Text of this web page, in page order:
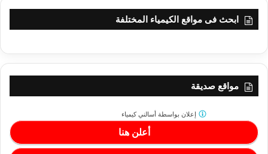
ابحث فى مواقع الكيمياء المختلفة
مواقع صديقة
أعلن هنا
إعلان بواسطة أسالني كيمياء